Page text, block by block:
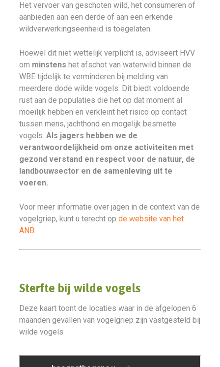
Het vervoer van geschoten wild, het consumeren of
aanbieden aan een derde of aan een erkende
wildverwerkingseenheid is toegelaten.
Hoewel dit niet wettelijk verplicht is, adviseert HVV
om minstens het afschot van waterwild binnen de
WBE tijdelijk te verminderen bij melding van
meerdere dode wilde vogels. Dit biedt voldoende
rust aan de populaties die het op dat moment al
moeilijk hebben en verkleint het risico op contact
tussen mens, jachthond en mogelijk besmette
vogels.Als jagers hebben we de
verantwoordelijkheid om onze activiteiten met
gezond verstand en respect voor de natuur, de
landbouwsector en de samenleving uit te
voeren.
Voor meer informatie over jagen in de context van de
vogelgriep, kunt u terecht opde website van het
ANB.
Sterfte bij wilde vogels
Deze kaart toont de locaties waar in de afgelopen 6
maanden gevallen van vogelgriep zijn vastgesteld bij
wilde vogels.